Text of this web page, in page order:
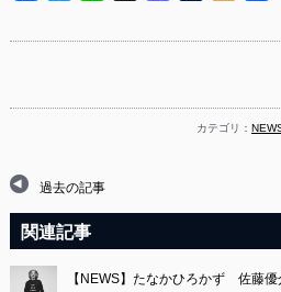
カテゴリ：
過去の記事
関連記事
【NEWS】たなかひろかず 佐藤